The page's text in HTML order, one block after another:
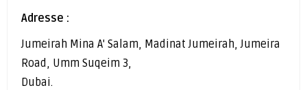
Adresse :
Jumeirah Mina A' Salam, Madinat Jumeirah, Jumeira
Road, Umm Suqeim 3,
Dubai.